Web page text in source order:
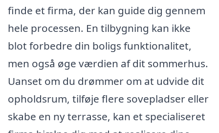
finde et firma, der kan guide dig gennem
hele processen. En tilbygning kan ikke
blot forbedre din boligs funktionalitet,
men også øge værdien af dit sommerhus.
Uanset om du drømmer om at udvide dit
opholdsrum, tilføje flere sovepladser eller
skabe en ny terrasse, kan et specialiseret